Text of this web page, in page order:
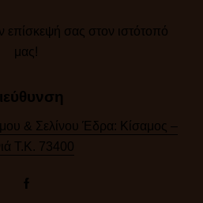
επίσκεψή σας στον ιστότοπό
μας!​
& Σελίνου Έδρα: Κίσαμος –
Τ.Κ. 73400